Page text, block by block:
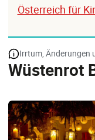
Österreich für
Irrtum, Änderungen
Wüstenrot